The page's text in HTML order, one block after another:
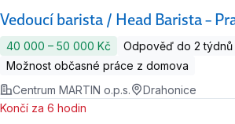
Vedoucí barista / Head Barista –
40 000 ‍–‍ 50 000 Kč
Odpověď do 2 týdnů
Možnost občasné práce z domova
Centrum MARTIN o.p.s.
Drahonice
Končí za 6 hodin